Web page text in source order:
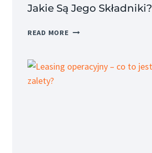
Jakie Są Jego Składniki?
READ MORE KOSZT
JAK